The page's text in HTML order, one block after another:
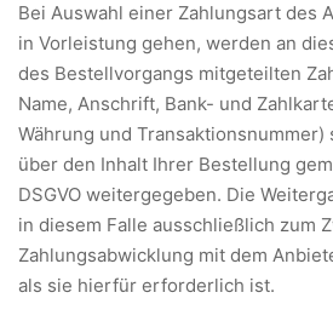
Bei Auswahl einer Zahlungsart des
in Vorleistung gehen, werden an
des Bestellvorgangs mitgeteilten
Name, Anschrift, Bank- und
Währung und
über den Inhalt Ihrer Bestellung
DSGVO weitergegeben. Die
in diesem Falle ausschließlich zum
Zahlungsabwicklung mit dem
als sie hierfür erforderlich ist.